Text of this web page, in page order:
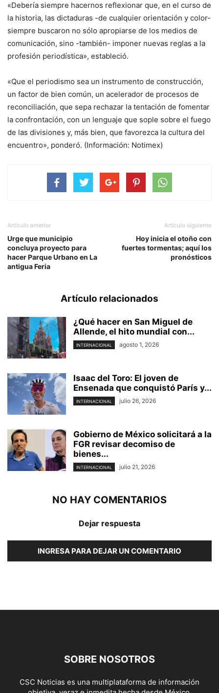
«Debería siempre hacernos reflexionar que, en el curso de
la historia, las dictaduras -de cualquier orientación y color-
siempre buscaron no sólo apropiarse de los medios de
comunicación, sino -también- imponer nuevas reglas a la
profesión periodística», estableció.
«Que el periodismo sea un instrumento de construcción,
un factor de bien común, un acelerador de procesos de
reconciliación, que sepa rechazar la tentación de fomentar
la confrontación, con un lenguaje que sople sobre el fuego
de las divisiones y, más bien, que favorezca la cultura del
encuentro», ponderó. (Información: Notimex)
Artículo anterior
Urge que municipio
concluya proyecto para
hacer Parque Urbano en La
antigua Feria
Artículo siguiente
Hoy inicia el otoño con
fuertes tormentas; aquí los
pronósticos
Artículo relacionados
¿Qué hacer en San Miguel de
Allende, el hito mundial con...
INTERNACIONAL agosto 1, 2026
Isaac del Toro: El joven de
Ensenada que conquistó París y...
INTERNACIONAL julio 26, 2026
Gobierno de México solicitará a la
FGR revisar decomiso de
bienes...
INTERNACIONAL julio 21, 2026
NO HAY COMENTARIOS
Dejar respuesta
INGRESA PARA DEJAR UN COMENTARIO
SOBRE NOSOTROS
CSC Noticias es una multiplataforma de información